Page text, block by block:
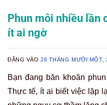
Phun môi nhiều lần
ít ai ngờ
ĐĂNG VÀO26 THÁNG MƯỜI MỘT,
Bạn đang băn khoăn
Thực tế, ít ai biết việc lặp